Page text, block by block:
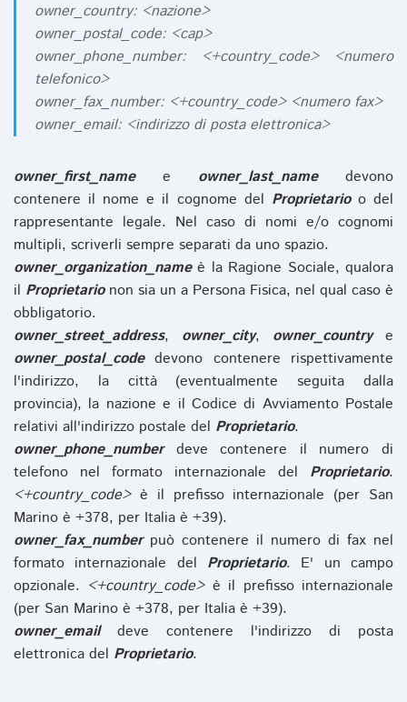
owner_country: <nazione>
owner_postal_code: <cap>
owner_phone_number: <+country_code> <numero
telefonico>
owner_fax_number: <+country_code> <numero fax>
owner_email: <indirizzo di posta elettronica>
owner_first_namee owner_last_namedevono
contenere il nome e il cognome del Proprietarioo del
rappresentante legale. Nel caso di nomi e/o cognomi
multipli, scriverli sempre separati da uno spazio.
owner_organization_nameè la Ragione Sociale, qualora
il Proprietarionon sia un a Persona Fisica, nel qual caso è
obbligatorio.
owner_street_address, owner_city, owner_countrye
owner_postal_codedevono contenere rispettivamente
l'indirizzo, la città (eventualmente seguita dalla
provincia), la nazione e il Codice di Avviamento Postale
relativi all'indirizzo postale del Proprietario.
owner_phone_numberdeve contenere il numero di
telefono nel formato internazionale del Proprietario.
<+country_code>è il prefisso internazionale (per San
Marino è +378, per Italia è +39).
owner_fax_numberpuò contenere il numero di fax nel
formato internazionale del Proprietario. E' un campo
opzionale. <+country_code>è il prefisso internazionale
(per San Marino è +378, per Italia è +39).
owner_emaildeve contenere l'indirizzo di posta
elettronica del Proprietario.